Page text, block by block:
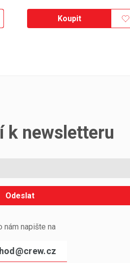
Koupit
k newsletteru
Odeslat
nám napište na